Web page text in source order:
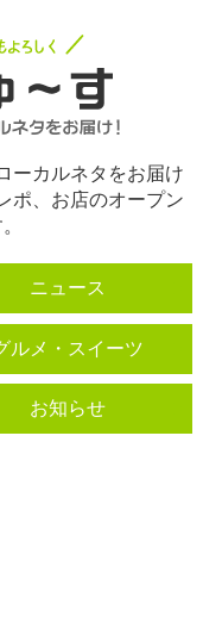
ーカルネタをお届け
ポ、お店のオープン
ニュース
ルメ・スイーツ
お知らせ